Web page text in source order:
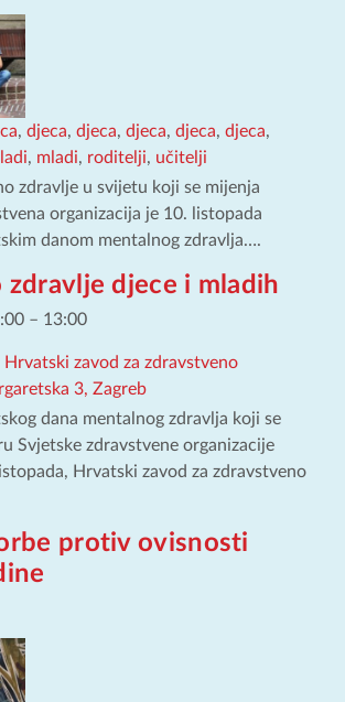
, djeca, djeca, djeca, djeca, djeca,
, mladi, roditelji, učitelji
zdravlje u svijetu koji se mijenja
organizacija je 10. listopada
danom mentalnog zdravlja….
zdravlje djece i mladih
– 13:00
Hrvatski zavod za zdravstveno
3, Zagreb
dana mentalnog zdravlja koji se
Svjetske zdravstvene organizacije
Hrvatski zavod za zdravstveno
protiv ovisnosti